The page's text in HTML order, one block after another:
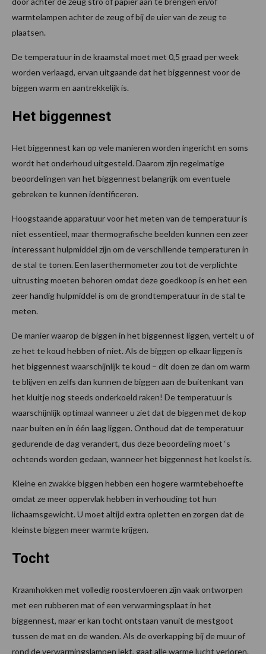
warmtelampen achter de zeug of bij de uier van de zeug te
plaatsen.
De temperatuur in de kraamstal moet met 0,5 graad per week
worden verlaagd, ervan uitgaande dat het biggennest voor de
biggen warm en aantrekkelijk is.
Het biggennest
Het biggennest kan op vele manieren worden ingericht en soms
wordt het onderhoud uitgesteld. Daarom zijn regelmatige
beoordelingen van het biggennest belangrijk om eventuele
gebreken te kunnen identificeren.
Hoogstaande apparatuur voor het meten van de temperatuur is
niet essentieel, maar thermografische beelden kunnen een zeer
interessant hulpmiddel zijn om de verschillende temperaturen in
de stal te tonen. Een laserthermometer zou tot de verplichte
uitrusting moeten behoren omdat deze goedkoop is en het een
zeer handig hulpmiddel is om de grondtemperatuur in de stal te
meten.
De manier waarop de biggen in het biggennest liggen, vertelt u of
ze het te koud hebben of niet. Als de biggen op elkaar liggen is
het biggennest waarschijnlijk te koud – dit doen ze dan om warm
te blijven en zelfs dan kunnen de biggen aan de buitenkant van
het kluitje nog steeds onderkoeld raken! De temperatuur is
waarschijnlijk optimaal wanneer u ziet dat de biggen met de kop
naar buiten en in één laag liggen. Onthoud dat de temperatuur
gedurende de dag verandert, dus deze beoordeling moet ‘s
ochtends worden gedaan, wanneer het biggennest het koelst is.
Kleine en zwakke biggen hebben een hogere warmtebehoefte
omdat ze meer oppervlak hebben in verhouding tot hun
lichaamsgewicht. U moet altijd extra opletten en zorgen dat de
kleinste biggen meer warmte krijgen.
Tocht
Kraamhokken met volledig roostervloeren zijn vaak ontworpen
met een rubberen mat of een verwarmingsplaat in het
biggennest, maar er kan tocht ontstaan vanuit de mestgoot
tussen de mat en de wanden. Als de overkapping bij de muur of
rond de verwarmingslampen lekt, gaat alle warme lucht verloren.